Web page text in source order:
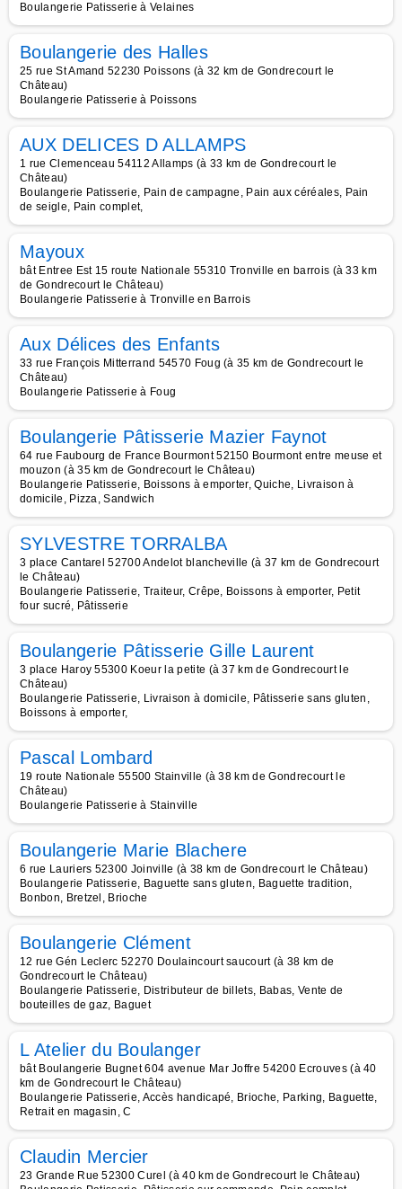
Boulangerie Patisserie à Velaines
Boulangerie des Halles
25 rue St Amand 52230 Poissons (à 32 km de Gondrecourt le
Château)
Boulangerie Patisserie à Poissons
AUX DELICES D ALLAMPS
1 rue Clemenceau 54112 Allamps (à 33 km de Gondrecourt le
Château)
Boulangerie Patisserie, Pain de campagne, Pain aux céréales, Pain
de seigle, Pain complet,
Mayoux
bât Entree Est 15 route Nationale 55310 Tronville en barrois (à 33 km
de Gondrecourt le Château)
Boulangerie Patisserie à Tronville en Barrois
Aux Délices des Enfants
33 rue François Mitterrand 54570 Foug (à 35 km de Gondrecourt le
Château)
Boulangerie Patisserie à Foug
Boulangerie Pâtisserie Mazier Faynot
64 rue Faubourg de France Bourmont 52150 Bourmont entre meuse et
mouzon (à 35 km de Gondrecourt le Château)
Boulangerie Patisserie, Boissons à emporter, Quiche, Livraison à
domicile, Pizza, Sandwich
SYLVESTRE TORRALBA
3 place Cantarel 52700 Andelot blancheville (à 37 km de Gondrecourt
le Château)
Boulangerie Patisserie, Traiteur, Crêpe, Boissons à emporter, Petit
four sucré, Pâtisserie
Boulangerie Pâtisserie Gille Laurent
3 place Haroy 55300 Koeur la petite (à 37 km de Gondrecourt le
Château)
Boulangerie Patisserie, Livraison à domicile, Pâtisserie sans gluten,
Boissons à emporter,
Pascal Lombard
19 route Nationale 55500 Stainville (à 38 km de Gondrecourt le
Château)
Boulangerie Patisserie à Stainville
Boulangerie Marie Blachere
6 rue Lauriers 52300 Joinville (à 38 km de Gondrecourt le Château)
Boulangerie Patisserie, Baguette sans gluten, Baguette tradition,
Bonbon, Bretzel, Brioche
Boulangerie Clément
12 rue Gén Leclerc 52270 Doulaincourt saucourt (à 38 km de
Gondrecourt le Château)
Boulangerie Patisserie, Distributeur de billets, Babas, Vente de
bouteilles de gaz, Baguet
L Atelier du Boulanger
bât Boulangerie Bugnet 604 avenue Mar Joffre 54200 Ecrouves (à 40
km de Gondrecourt le Château)
Boulangerie Patisserie, Accès handicapé, Brioche, Parking, Baguette,
Retrait en magasin, C
Claudin Mercier
23 Grande Rue 52300 Curel (à 40 km de Gondrecourt le Château)